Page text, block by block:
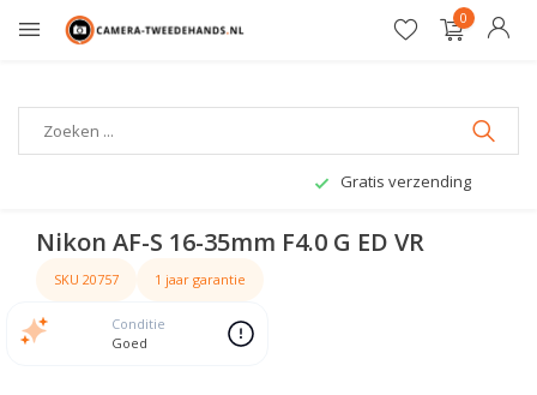
0
Gratis verzending
Nikon AF-S 16-35mm F4.0 G ED VR
SKU 20757 1 jaar garantie
Conditie
Goed